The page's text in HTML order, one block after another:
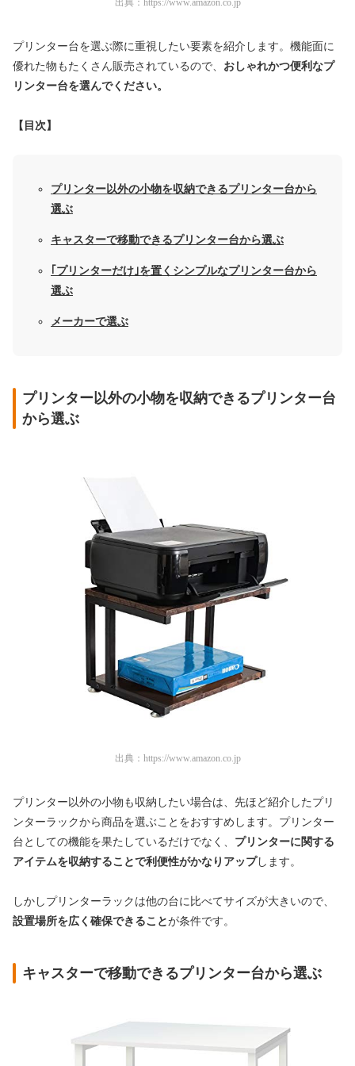
出典： https://www.amazon.co.jp
プリンター台を選ぶ際に重視したい要素を紹介します。機能面に
優れた物もたくさん販売されているので、 おしゃれかつ便利なプ
リンター台を選んでください。
【目次】
プリンター以外の小物を収納できるプリンター台から
選ぶ
キャスターで移動できるプリンター台から選ぶ
｢プリンターだけ｣を置くシンプルなプリンター台から
選ぶ
メーカーで選ぶ
プリンター以外の小物を収納できるプリンター台
から選ぶ
出典： https://www.amazon.co.jp
プリンター以外の小物も収納したい場合は、先ほど紹介したプリ
ンターラックから商品を選ぶことをおすすめします。プリンター
台としての機能を果たしているだけでなく、 プリンターに関する
アイテムを収納することで利便性がかなりアップします。
しかしプリンターラックは他の台に比べてサイズが大きいので、
設置場所を広く確保できることが条件です。
キャスターで移動できるプリンター台から選ぶ